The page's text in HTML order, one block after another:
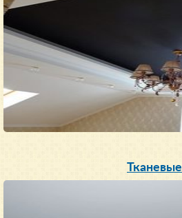
Тканевые